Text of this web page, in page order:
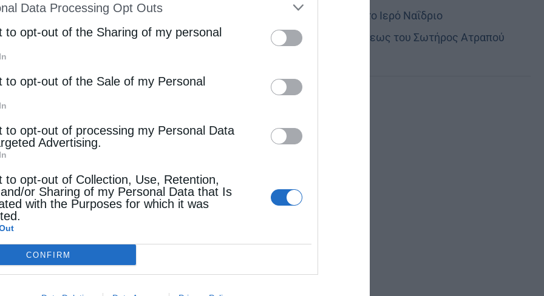
of Downstream Participantsthat may further disclose it to
parties.
Data Processing Opt Outs
to opt-out of the Sharing of my personal
to opt-out of the Sale of my Personal
to opt-out of processing my Personal Data
Advertising.
to opt-out of Collection, Use, Retention,
or Sharing of my Personal Data that Is
with the Purposes for which it was
CONFIRM
κρασί
Επόμενο άρθρο
ΕΠΙΣΗΣ
Θεία Λειτουργία στο Μασταμπά
Πανηγυρίζει το Ιερό Ναΐδριο
Μεταμορφώσεως του Σωτήρος Ατραπού